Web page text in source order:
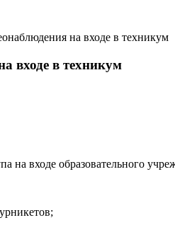
на входе в техникум
входе в техникум
на входе образовательного